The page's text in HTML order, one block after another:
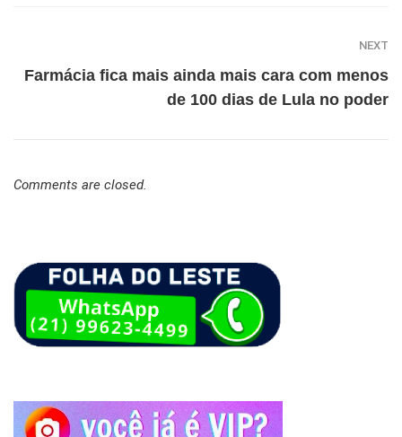
NEXT
Farmácia fica mais ainda mais cara com menos
de 100 dias de Lula no poder
Comments are closed.